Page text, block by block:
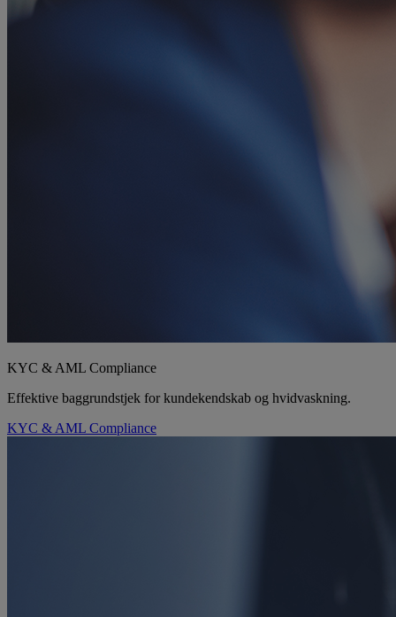
KYC & AML Compliance
Effektive baggrundstjek for kundekendskab og hvidvaskning.
KYC & AML Compliance